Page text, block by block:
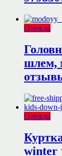
Одежда
шлем,
Одежда
winter